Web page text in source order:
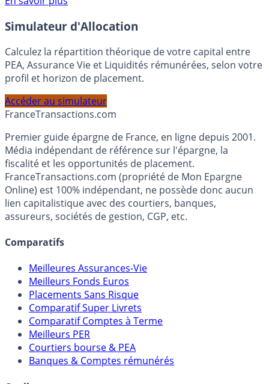
En savoir plus
Simulateur d'Allocation
Calculez la répartition théorique de votre capital entre
PEA, Assurance Vie et Liquidités rémunérées, selon votre
profil et horizon de placement.
Accéder au simulateur
FranceTransactions.com
Premier guide épargne de France, en ligne depuis 2001.
Média indépendant de référence sur l'épargne, la
fiscalité et les opportunités de placement.
FranceTransactions.com (propriété de Mon Epargne
Online) est 100% indépendant, ne possède donc aucun
lien capitalistique avec des courtiers, banques,
Meilleures Assurances-Vie
Meilleurs Fonds Euros
Placements Sans Risque
Comparatif Super Livrets
Comparatif Comptes à Terme
Meilleurs PER
Courtiers bourse & PEA